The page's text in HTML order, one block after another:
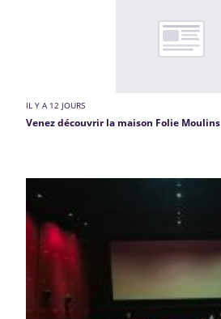
IL Y A 12 JOURS
Venez découvrir la maison Folie Moulins